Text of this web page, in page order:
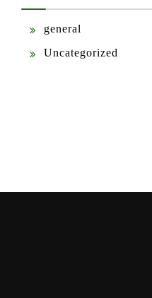
general
Uncategorized